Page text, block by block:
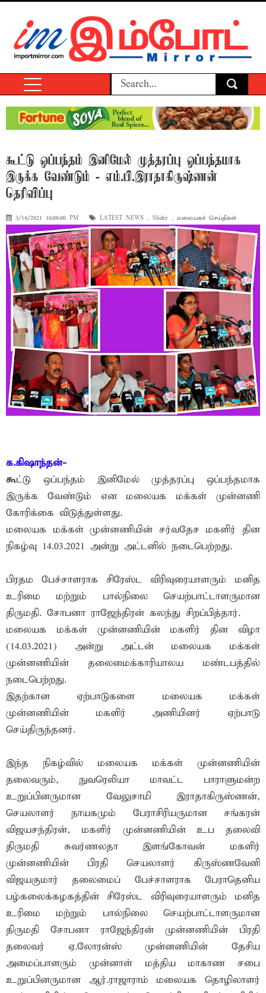
கூட்டு ஒப்பந்தம் இனிமேல் முத்தரப்பு ஒப்பந்தமாக
இருக்க வேண்டும் - எம்.பி.இராதாகிருஷ்ணன்
தெரிவிப்பு
3/14/2021 10:08:00 PM LATEST NEWS , Slider , மலையகச் செய்திகள்
க.கிஷாந்தன்-
கூட்டு ஒப்பந்தம் இனிமேல் முத்தரப்பு ஒப்பந்தமாக
இருக்க வேண்டும் என மலையக மக்கள் முன்னணி
கோரிக்கை விடுத்துள்ளது.
மலையக மக்கள் முன்னணியின் சர்வதேச மகளிர் தின
நிகழ்வு 14.03.2021 அன்று அட்டனில் நடைபெற்றது.
பிரதம பேச்சாளராக சிரேஸ்ட விரிவுரையாளரும் மனித
உரிமை மற்றும் பால்நிலை செயற்பாட்டாளருமான
திருமதி. சோபனா ராஜேந்திரன் கலந்து சிறப்பித்தார்.
மலையக மக்கள் முன்னணியின் மகளிர் தின விழா
(14.03.2021) அன்று அட்டன் மலையக மக்கள்
முன்னணியின் தலைமைக்காரியாலய மண்டபத்தில்
நடைபெற்றது.
இதற்கான ஏற்பாடுகளை மலையக மக்கள்
முன்னணியின் மகளிர் அணியினர் ஏற்பாடு
செய்திருந்தனர்.
இந்த நிகழ்வில் மலையக மக்கள் முன்னணியின்
தலைவரும், நுவரெலியா மாவட்ட பாராளுமன்ற
உறுப்பினருமான வேலுசாமி இராதாகிருஸ்ணன்,
செயலாளர் நாயகமும் பேராசிரியருமான சங்கரன்
விஜயசந்திரன், மகளிர் முன்னணியின் உப தலைவி
திருமதி சுவர்ணலதா இளங்கோவன் மகளிர்
முன்னணியின் பிரதி செயலாளர் கிருஸ்ணவேனி
விஜயகுமார் தலைமைப் பேச்சாளராக பேராதெனிய
பழ்கலைக்கழகத்தின் சிரேஸ்ட விரிவுரையாளரும் மனித
உரிமை மற்றும் பால்நிலை செயற்பாட்டாளருமான
திருமதி சோபனா ராஜேந்திரன் முன்னணியின் பிரதி
தலைவர் ஏ.லோரன்ஸ் முன்னணியின் தேசிய
அமைப்பாளரும் முன்னாள் மத்திய மாகாண சபை
உறுப்பினருமான ஆர்.ராஜாராம் மலையக தொழிலாளர்